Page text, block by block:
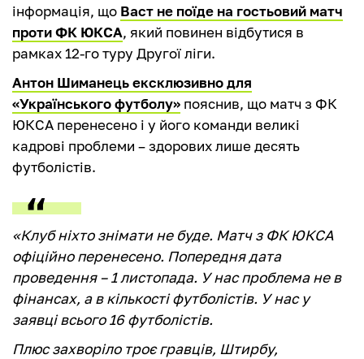
інформація, що Васт не поїде на гостьовий матч
проти ФК ЮКСА, який повинен відбутися в
рамках 12-го туру Другої ліги.
Антон Шиманець ексклюзивно для
«Українського футболу» пояснив, що матч з ФК
ЮКСА перенесено і у його команди великі
кадрові проблеми – здорових лише десять
футболістів.
«Клуб ніхто знімати не буде. Матч з ФК ЮКСА
офіційно перенесено. Попередня дата
проведення – 1 листопада. У нас проблема не в
фінансах, а в кількості футболістів. У нас у
заявці всього 16 футболістів.
Плюс захворіло троє гравців, Штирбу,